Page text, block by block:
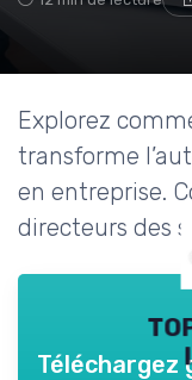
Explorez
transforme
en entreprise.
directeurs des